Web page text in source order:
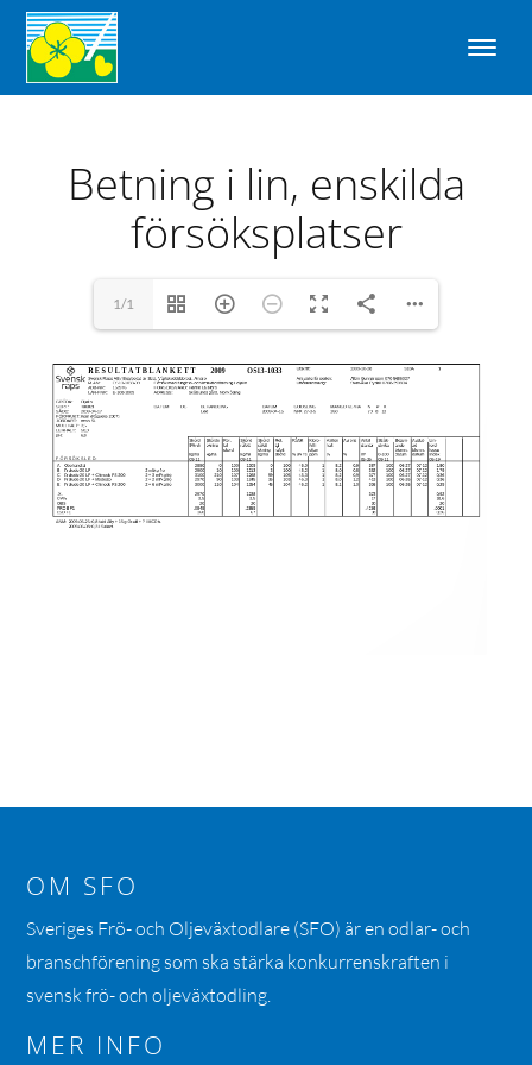
Betning i lin, enskilda
försöksplatser
1/1
OM SFO
Sveriges Frö- och Oljeväxtodlare (SFO) är en odlar- och
branschförening som ska stärka konkurrenskraften i
svensk frö- och oljeväxtodling.
MER INFO